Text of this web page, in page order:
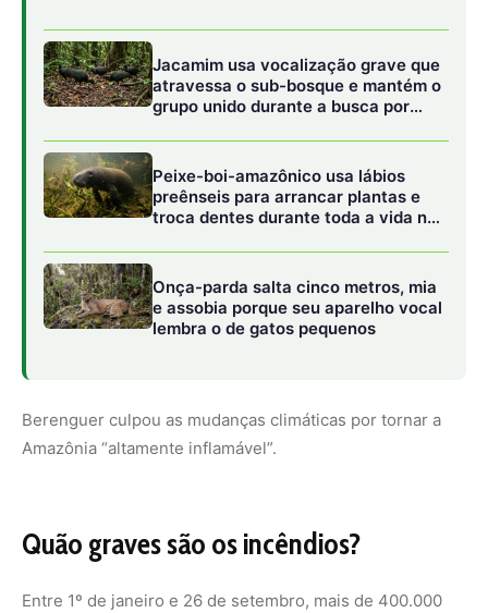
Berenguer culpou as mudanças climáticas por tornar a
Amazônia “altamente inflamável”.
Quão graves são os incêndios?
incêndios foram registrados na América do Sul, de
acordo com oInstituto Nacional de Pesquisas Espaciais
(INPE).
registrados em todo o ano de 2023”, destacou
Berenguer.